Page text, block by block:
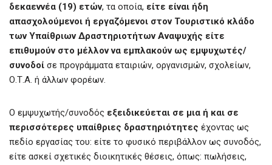
δεκαεννέα (19) ετών, τα οποία, είτε είναι ήδη
απασχολούμενοι ή εργαζόμενοι στον Τουριστικό κλάδο
των Υπαίθριων Δραστηριοτήτων Αναψυχής είτε
επιθυμούν στο μέλλον να εμπλακούν ως εμψυχωτές/
συνοδοί σε προγράμματα εταιριών, οργανισμών, σχολείων,
Ο.Τ.Α. ή άλλων φορέων.
Ο εμψυχωτής/συνοδός εξειδικεύεται σε μια ή και σε
περισσότερες υπαίθριες δραστηριότητες έχοντας ως
πεδίο εργασίας του: είτε το φυσικό περιβάλλον ως συνοδός,
είτε ασκεί σχετικές διοικητικές θέσεις, όπως: πωλήσεις,